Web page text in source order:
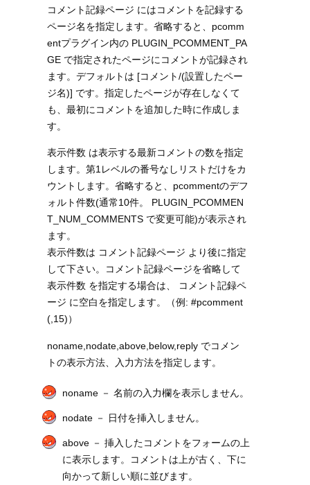
コメント記録ページ にはコメントを記録する
ページ名を指定します。省略すると、pcomm
entプラグイン内の PLUGIN_PCOMMENT_PA
GE で指定されたページにコメントが記録され
ます。デフォルトは [コメント/(設置したペー
ジ名)] です。指定したページが存在しなくて
も、最初にコメントを追加した時に作成しま
す。
表示件数 は表示する最新コメントの数を指定
します。第1レベルの番号なしリストだけをカ
ウントします。省略すると、pcommentのデフ
ォルト件数(通常10件。 PLUGIN_PCOMMEN
T_NUM_COMMENTS で変更可能)が表示され
ます。
表示件数は コメント記録ページ より後に指定
して下さい。コメント記録ページを省略して
表示件数 を指定する場合は、 コメント記録ペ
ージ に空白を指定します。（例: #pcomment
(,15)）
noname,nodate,above,below,reply でコメン
トの表示方法、入力方法を指定します。
noname － 名前の入力欄を表示しません。
nodate － 日付を挿入しません。
above － 挿入したコメントをフォームの上
に表示します。コメントは上が古く、下に
向かって新しい順に並びます。